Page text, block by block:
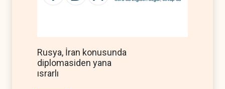
Rusya, İran konusunda
diplomasiden yana
ısrarlı